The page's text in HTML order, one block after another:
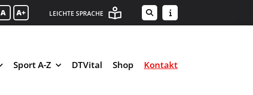
A A+ LEICHTE SPRACHE
Sport A-Z DTVital Shop Kontakt